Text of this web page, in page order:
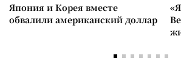
Япония и Корея вместе
обвалили американский доллар